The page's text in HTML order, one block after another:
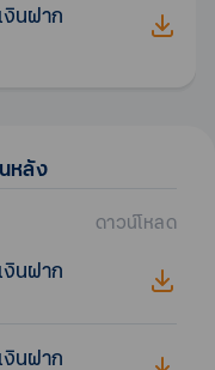
งินฝาก
หลัง
ดาวน์โหลด
งินฝาก
งินฝาก